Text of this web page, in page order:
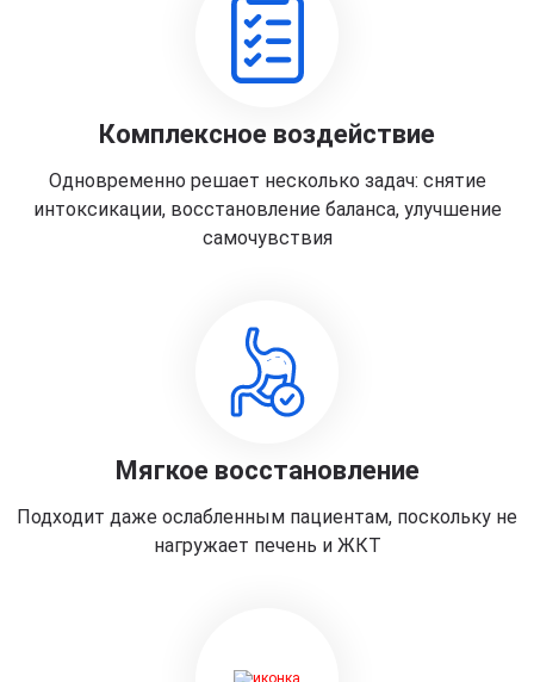
Комплексное воздействие
Одновременно решает несколько задач: снятие
интоксикации, восстановление баланса, улучшение
самочувствия
Мягкое восстановление
Подходит даже ослабленным пациентам, поскольку не
нагружает печень и ЖКТ